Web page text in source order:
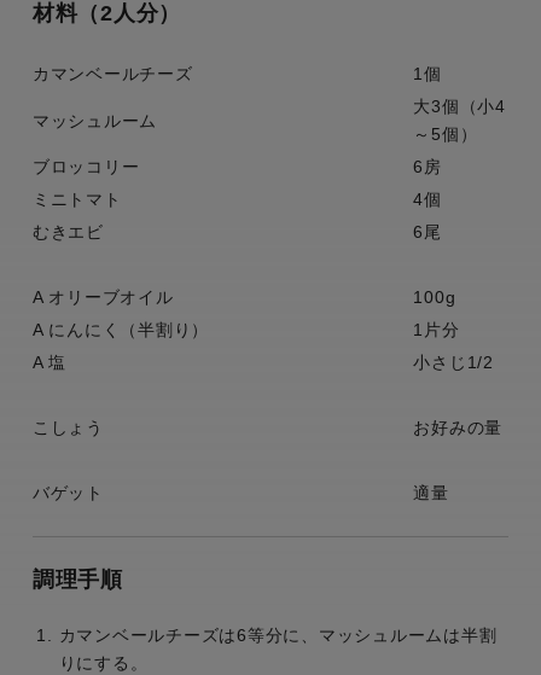
材料（2人分）
カマンベールチーズ 1個
マッシュルーム
大3個（小4
～5個）
ブロッコリー
6房
ミニトマト
4個
むきエビ
6尾
A オリーブオイル
100g
A にんにく（半割り）
1片分
A 塩
小さじ1/2
こしょう お好みの量
バゲット 適量
調理手順
カマンベールチーズは6等分に、マッシュルームは半割
りにする。